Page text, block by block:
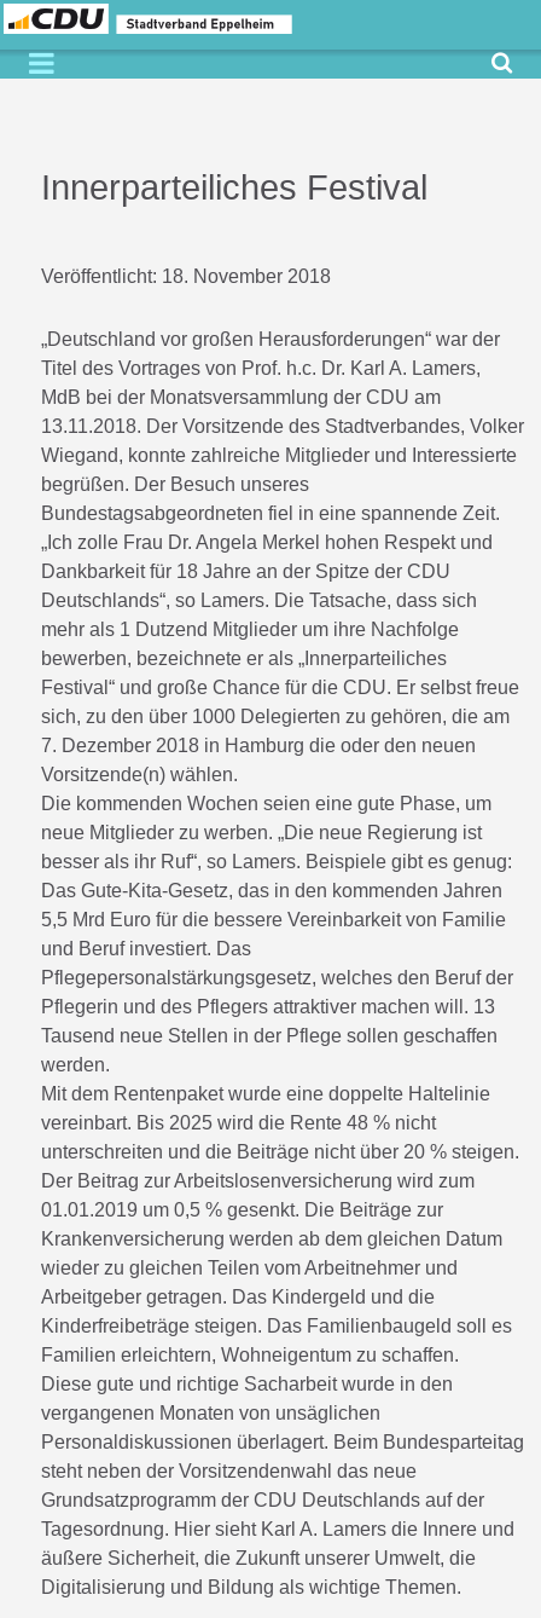
Innerparteiliches Festival
Veröffentlicht: 18. November 2018
„Deutschland vor großen Herausforderungen“ war der
Titel des Vortrages von Prof. h.c. Dr. Karl A. Lamers,
MdB bei der Monatsversammlung der CDU am
13.11.2018. Der Vorsitzende des Stadtverbandes, Volker
Wiegand, konnte zahlreiche Mitglieder und Interessierte
begrüßen. Der Besuch unseres
Bundestagsabgeordneten fiel in eine spannende Zeit.
„Ich zolle Frau Dr. Angela Merkel hohen Respekt und
Dankbarkeit für 18 Jahre an der Spitze der CDU
Deutschlands“, so Lamers. Die Tatsache, dass sich
mehr als 1 Dutzend Mitglieder um ihre Nachfolge
bewerben, bezeichnete er als „Innerparteiliches
Festival“ und große Chance für die CDU. Er selbst freue
sich, zu den über 1000 Delegierten zu gehören, die am
7. Dezember 2018 in Hamburg die oder den neuen
Vorsitzende(n) wählen.
Die kommenden Wochen seien eine gute Phase, um
neue Mitglieder zu werben. „Die neue Regierung ist
besser als ihr Ruf“, so Lamers. Beispiele gibt es genug:
Das Gute-Kita-Gesetz, das in den kommenden Jahren
5,5 Mrd Euro für die bessere Vereinbarkeit von Familie
und Beruf investiert. Das
Pflegepersonalstärkungsgesetz, welches den Beruf der
Pflegerin und des Pflegers attraktiver machen will. 13
Tausend neue Stellen in der Pflege sollen geschaffen
werden.
Mit dem Rentenpaket wurde eine doppelte Haltelinie
vereinbart. Bis 2025 wird die Rente 48 % nicht
unterschreiten und die Beiträge nicht über 20 % steigen.
Der Beitrag zur Arbeitslosenversicherung wird zum
01.01.2019 um 0,5 % gesenkt. Die Beiträge zur
Krankenversicherung werden ab dem gleichen Datum
wieder zu gleichen Teilen vom Arbeitnehmer und
Arbeitgeber getragen. Das Kindergeld und die
Kinderfreibeträge steigen. Das Familienbaugeld soll es
Familien erleichtern, Wohneigentum zu schaffen.
Diese gute und richtige Sacharbeit wurde in den
vergangenen Monaten von unsäglichen
Personaldiskussionen überlagert. Beim Bundesparteitag
steht neben der Vorsitzendenwahl das neue
Grundsatzprogramm der CDU Deutschlands auf der
Tagesordnung. Hier sieht Karl A. Lamers die Innere und
äußere Sicherheit, die Zukunft unserer Umwelt, die
Digitalisierung und Bildung als wichtige Themen.